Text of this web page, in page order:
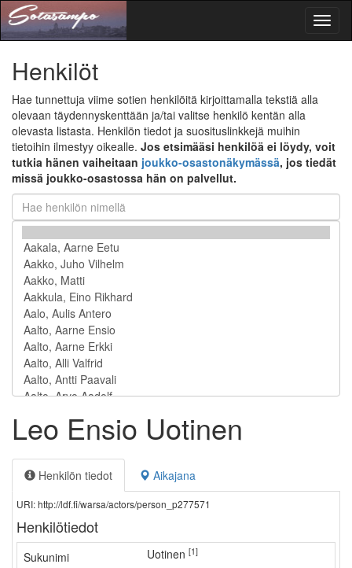
Henkilöt
Hae tunnettuja viime sotien henkilöitä kirjoittamalla tekstiä alla
olevaan täydennyskenttään ja/tai valitse henkilö kentän alla
olevasta listasta. Henkilön tiedot ja suosituslinkkejä muihin
tietoihin ilmestyy oikealle. Jos etsimääsi henkilöä ei löydy, voit
tutkia hänen vaiheitaan joukko-osastonäkymässä, jos tiedät
missä joukko-osastossa hän on palvellut.
Leo Ensio Uotinen
Henkilön tiedot Aikajana
URI: http://ldf.fi/warsa/actors/person_p277571
Henkilötiedot
Sukunimi Uotinen [1]